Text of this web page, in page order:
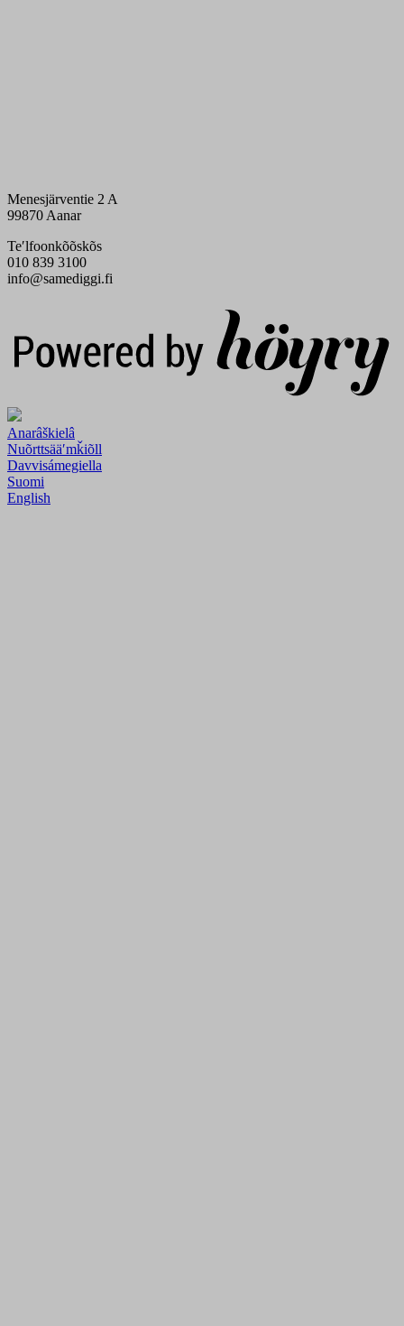
Menesjärventie 2 A
99870 Aanar
Teʹlfoonkõõskõs
010 839 3100
info@samediggi.fi
Anarâškielâ
Nuõrttsääʹmǩiõll
Davvisámegiella
Suomi
English